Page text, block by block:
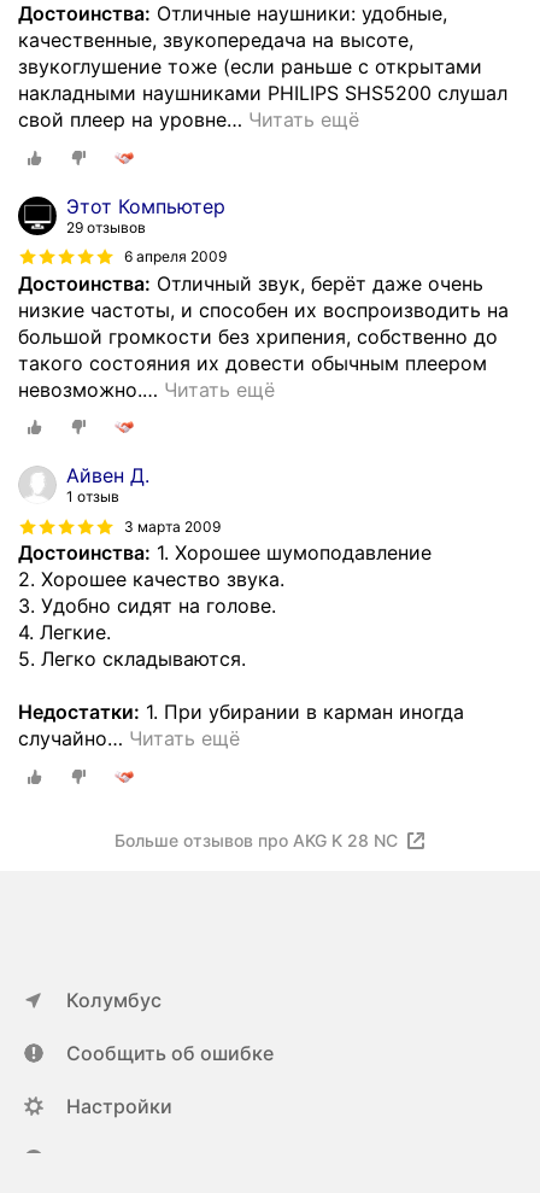
Достоинства: Отличные наушники: удобные,
качественные, звукопередача на высоте,
звукоглушение тоже (если раньше с открытами
накладными наушниками PHILIPS SHS5200 слушал
свой плеер на уровне… Читать ещё
Этот Компьютер
29 отзывов
6 апреля 2009
Достоинства: Отличный звук, берёт даже очень
низкие частоты, и способен их воспроизводить на
большой громкости без хрипения, собственно до
такого состояния их довести обычным плеером
невозможно.… Читать ещё
Айвен Д.
1 отзыв
3 марта 2009
Достоинства: 1. Хорошее шумоподавление
2. Хорошее качество звука.
3. Удобно сидят на голове.
4. Легкие.
5. Легко складываются.
Недостатки: 1. При убирании в карман иногда
случайно… Читать ещё
Больше отзывов про AKG K 28 NC
Колумбус
Сообщить об ошибке
Настройки